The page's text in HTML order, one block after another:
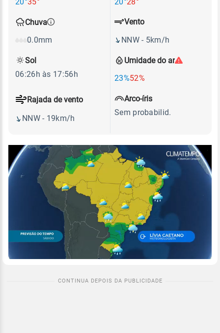
Chuva
0.0mm
Umidade do ar
23%52%
Vento
NNW - 5km/h
Rajada de vento
NNW - 19km/h
Sol
06:26h às 17:56h
Arco-íris
Sem probabilid.